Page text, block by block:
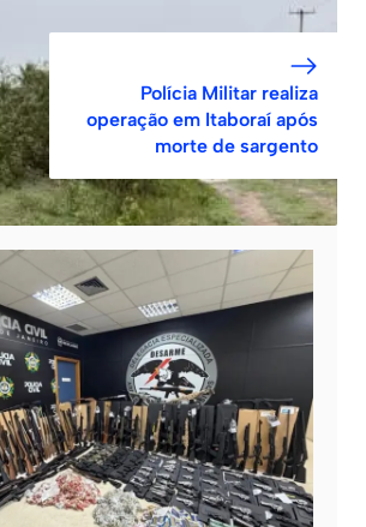
Polícia Militar realiza
operação em Itaboraí após
morte de sargento